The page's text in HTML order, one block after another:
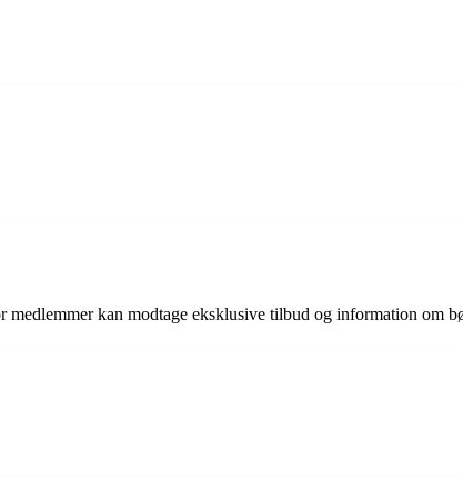
kan modtage eksklusive tilbud og information om